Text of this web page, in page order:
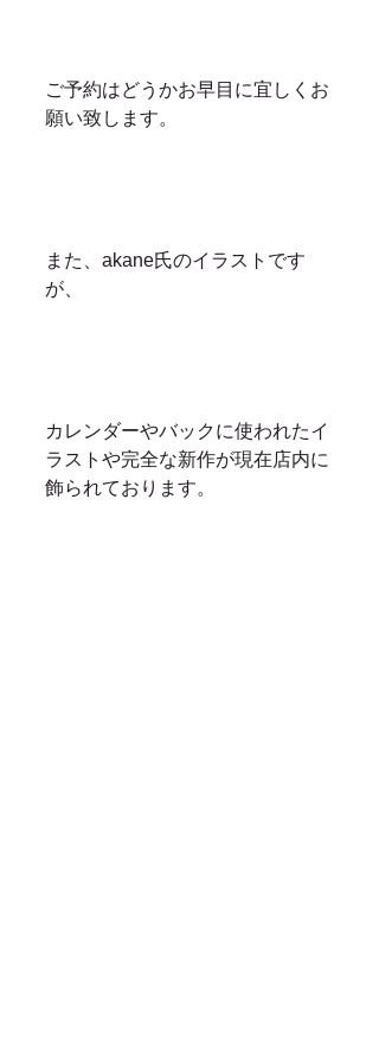
ご予約はどうかお早目に宜しくお
願い致します。
また、akane氏のイラストです
が、
カレンダーやバックに使われたイ
ラストや完全な新作が現在店内に
飾られております。